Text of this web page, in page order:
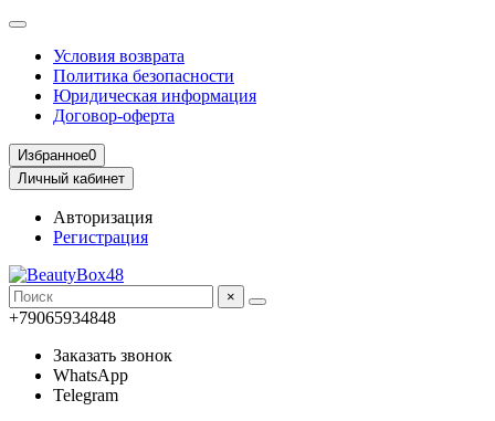
Условия возврата
Политика безопасности
Юридическая информация
Договор-оферта
Избранное0
Личный кабинет
Авторизация
Регистрация
×
+79065934848
Заказать звонок
WhatsApp
Telegram